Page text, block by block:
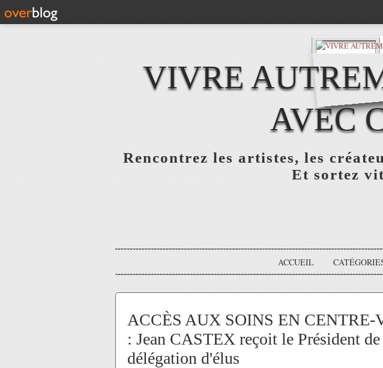
VIVRE
AVEC
Rencontrez les artistes, les
Et sortez
ACCUEIL
ACCÈS AUX SOINS EN CENTRE-
: Jean CASTEX reçoit le Président
délégation d'élus